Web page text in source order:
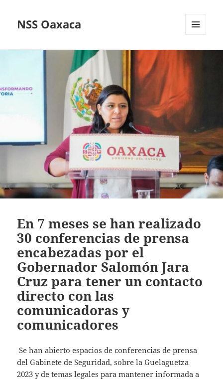
NSS Oaxaca
En 7 meses se han realizado
30 conferencias de prensa
encabezadas por el
Gobernador Salomón Jara
Cruz para tener un contacto
directo con las
comunicadoras y
comunicadores
Se han abierto espacios de conferencias de prensa
del Gabinete de Seguridad, sobre la Guelaguetza
2023 y de temas legales para mantener informada a